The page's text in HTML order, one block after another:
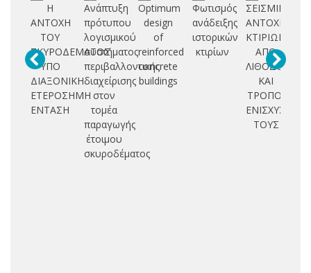
Η
ΑΝΤΟΧΗ
ΤΟΥ
ΣΚΥΡΟΔΕΜΑΤΟΣ
ΥΠΟ
ΔΙΑΞΟΝΙΚΗ
ΕΤΕΡΟΣΗΜΗ
ΕΝΤΑΣΗ
Ανάπτυξη
πρότυπου
λογισμικού
συστήματος
περιβαλλοντικής
διαχείρισης
στον
τομέα
παραγωγής
έτοιμου
σκυροδέματος
Optimum
design
of
reinforced
concrete
buildings
Φωτισμός
ανάδειξης
ιστορικών
κτιρίων
ΣΕΙΣΜΙΚΗ
ΑΝΤΟΧΗ
ΚΤΙΡΙΩΝ
ΑΠΟ
ΛΙΘΟΔΟΜΗ
ΚΑΙ
ΤΡΟΠΟΙ
ΕΝΙΣΧΥΣΗΣ
ΤΟΥΣ